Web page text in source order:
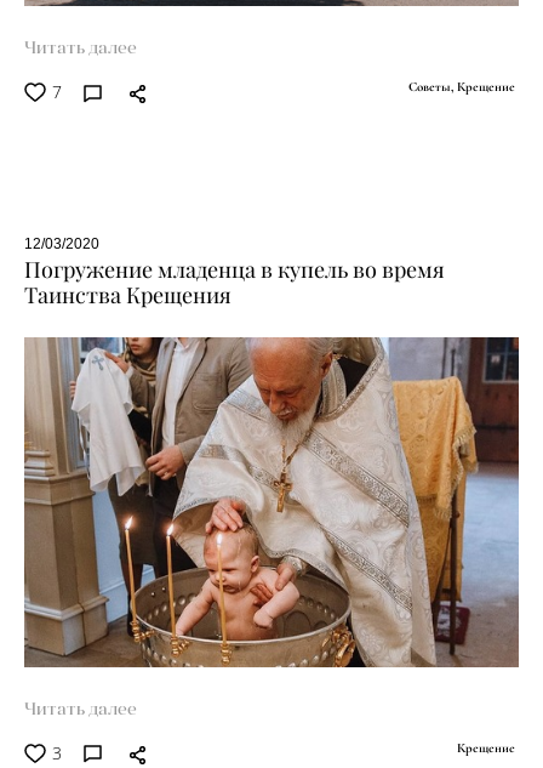
Читать далее
7 Советы, Крещение
12/03/2020
Погружение младенца в купель во время
Таинства Крещения
Читать далее
3 Крещение